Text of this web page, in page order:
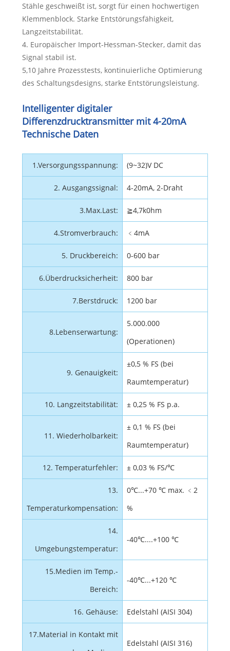
Stähle geschweißt ist, sorgt für einen hochwertigen
Klemmenblock. Starke Entstörungsfähigkeit,
Langzeitstabilität.
4. Europäischer Import-Hessman-Stecker, damit das
Signal stabil ist.
5,10 Jahre Prozesstests, kontinuierliche Optimierung
des Schaltungsdesigns, starke Entstörungsleistung.
Intelligenter digitaler
Differenzdrucktransmitter mit 4-20mA
Technische Daten
1.Versorgungsspannung: (9~32)V DC
2. Ausgangssignal: 4-20mA, 2-Draht
3.Max.Last: ≧4,7k0hm
4.Stromverbrauch: ﹤4mA
5. Druckbereich: 0-600 bar
6.Überdrucksicherheit: 800 bar
7.Berstdruck: 1200 bar
8.Lebenserwartung:
5.000.000
(Operationen)
9. Genauigkeit:
±0,5 % FS (bei
Raumtemperatur)
10. Langzeitstabilität: ± 0,25 % FS p.a.
11. Wiederholbarkeit:
± 0,1 % FS (bei
Raumtemperatur)
12. Temperaturfehler: ± 0,03 % FS/℃
13.
Temperaturkompensation:
0℃...+70 ℃ max. ﹤2
%
14.
Umgebungstemperatur:
-40℃....+100 ℃
15.Medien im Temp.-
Bereich:
-40℃...+120 ℃
16. Gehäuse: Edelstahl (AISI 304)
17.Material in Kontakt mit
Edelstahl (AISI 316)